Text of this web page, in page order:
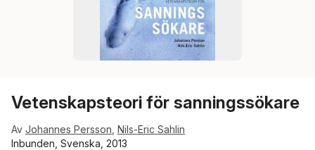
Vetenskapsteori för sanningssökare
Av Johannes Persson Nils-Eric Sahlin
Inbunden, Svenska, 2013